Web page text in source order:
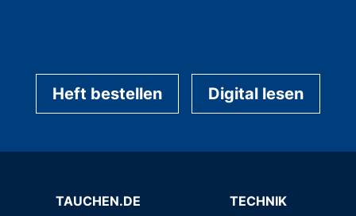
Heft bestellen Digital lesen
TAUCHEN.DE TECHNIK